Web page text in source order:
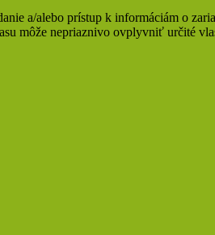
a/alebo prístup k informáciám o
môže nepriaznivo ovplyvniť určité